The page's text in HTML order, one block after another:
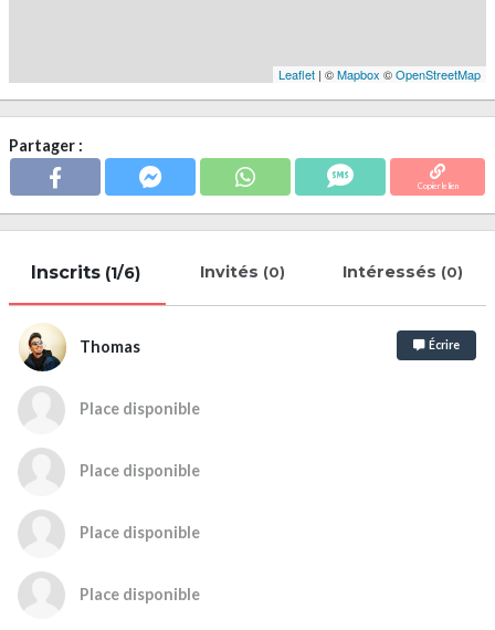
Leaflet | ©Mapbox ©OpenStreetMap
Partager :
Copier le lien
Inscrits(1/6) Invités (0) Intéressés (0)
Thomas Écrire
Place disponible
Place disponible
Place disponible
Place disponible